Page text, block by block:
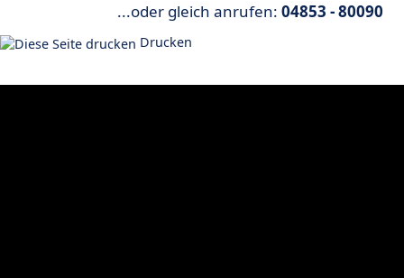
...oder gleich anrufen:04853 - 80090
Drucken